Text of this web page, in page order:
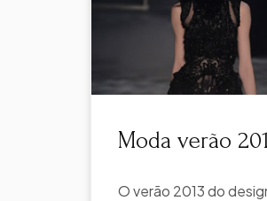
Moda verão
O verão 2013 do